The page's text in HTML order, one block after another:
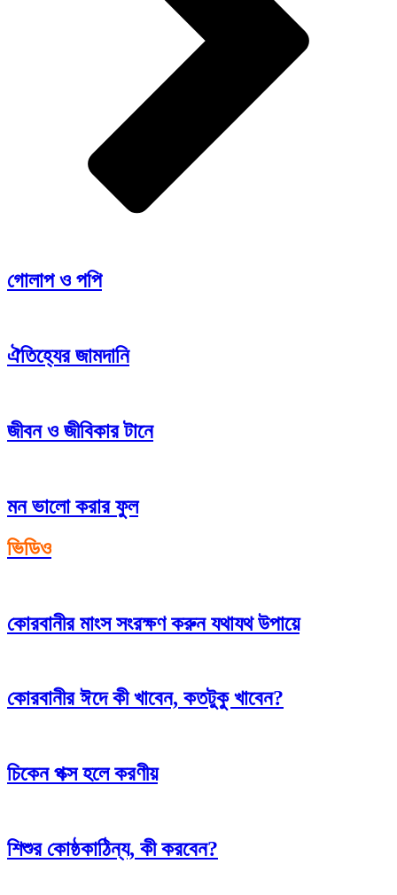
গোলাপ ও পপি
ঐতিহ্যের জামদানি
জীবন ও জীবিকার টানে
মন ভালো করার ফুল
ভিডিও
কোরবানীর মাংস সংরক্ষণ করুন যথাযথ উপায়ে
কোরবানীর ঈদে কী খাবেন, কতটুকু খাবেন?
চিকেন পক্স হলে করণীয়
শিশুর কোষ্ঠকাঠিন্য, কী করবেন?